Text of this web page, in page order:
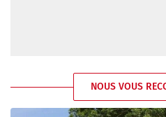
NOUS VOUS